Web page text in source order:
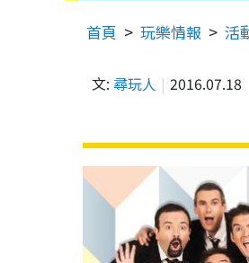
首頁 玩樂情報 活
文: 尋玩人 2016.07.18